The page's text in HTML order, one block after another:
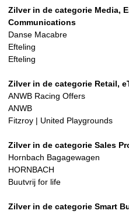
Zilver in de categorie Media,
Communications
Danse Macabre
Efteling
Efteling
Zilver in de categorie Retail,
ANWB Racing Offers
ANWB
Fitzroy | United Playgrounds
Zilver in de categorie Sales
Hornbach Bagagewagen
HORNBACH
Buutvrij for life
Zilver in de categorie Smart